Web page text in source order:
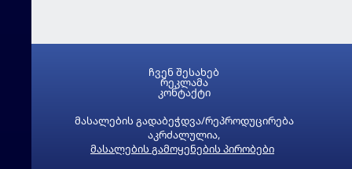
მასალების გადაბეჭდვა/რეპროდუცირება
აკრძალულია,
მასალების გამოყენების პირობები
ჩვენ შესახებ
რეკლამა
კონტაქტი